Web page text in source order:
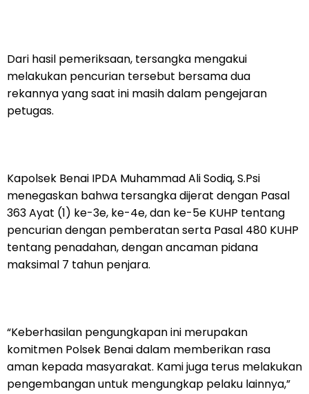
Dari hasil pemeriksaan, tersangka mengakui
melakukan pencurian tersebut bersama dua
rekannya yang saat ini masih dalam pengejaran
petugas.
Kapolsek Benai IPDA Muhammad Ali Sodiq, S.Psi
menegaskan bahwa tersangka dijerat dengan Pasal
363 Ayat (1) ke-3e, ke-4e, dan ke-5e KUHP tentang
pencurian dengan pemberatan serta Pasal 480 KUHP
tentang penadahan, dengan ancaman pidana
maksimal 7 tahun penjara.
“Keberhasilan pengungkapan ini merupakan
komitmen Polsek Benai dalam memberikan rasa
aman kepada masyarakat. Kami juga terus melakukan
pengembangan untuk mengungkap pelaku lainnya,”